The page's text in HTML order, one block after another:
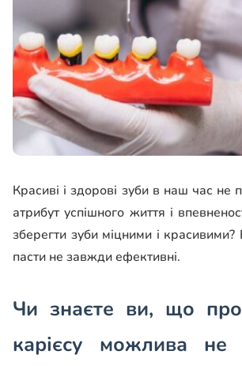
Красиві і здорові зуби в наш час не
атрибут успішного життя і
зберегти зуби міцними і красивими?
пасти не завжди ефективні.
Чи знаєте ви, що
карієсу можлива не